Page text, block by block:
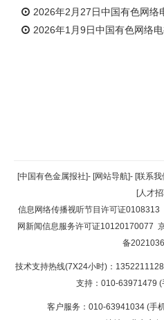
2026年2月27日中国有色网络
2026年1月9日中国有色网络
返回
返回
[中国有色金属报社]- [网站导航]- [联系我
[人才
信息网络传播视听节目许可证0108313
网新闻信息服务许可证10120170077
备
技术支持热线(7X24小时)：
支持：010-63971479
客户服务：010-63941034 (手